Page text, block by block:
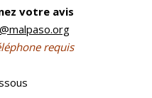
votre avis
requis